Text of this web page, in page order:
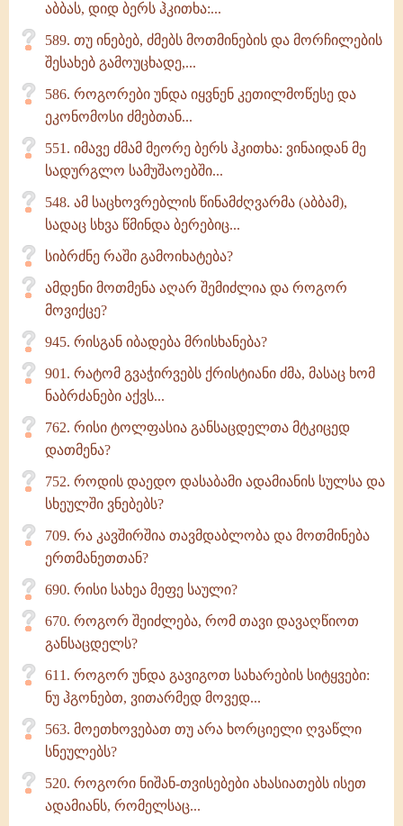
აბბას, დიდ ბერს ჰკითხა:...
589. თუ ინებებ, ძმებს მოთმინების და მორჩილების
შესახებ გამოუცხადე,...
586. როგორები უნდა იყვნენ კეთილმოწესე და
ეკონომოსი ძმებთან...
551. იმავე ძმამ მეორე ბერს ჰკითხა: ვინაიდან მე
სადურგლო სამუშაოებში...
548. ამ საცხოვრებლის წინამძღვარმა (აბბამ),
სადაც სხვა წმინდა ბერებიც...
სიბრძნე რაში გამოიხატება?
ამდენი მოთმენა აღარ შემიძლია და როგორ
მოვიქცე?
945. რისგან იბადება მრისხანება?
901. რატომ გვაჭირვებს ქრისტიანი ძმა, მასაც ხომ
ნაბრძანები აქვს...
762. რისი ტოლფასია განსაცდელთა მტკიცედ
დათმენა?
752. როდის დაედო დასაბამი ადამიანის სულსა და
სხეულში ვნებებს?
709. რა კავშირშია თავმდაბლობა და მოთმინება
ერთმანეთთან?
690. რისი სახეა მეფე საული?
670. როგორ შეიძლება, რომ თავი დავაღწიოთ
განსაცდელს?
611. როგორ უნდა გავიგოთ სახარების სიტყვები:
ნუ ჰგონებთ, ვითარმედ მოვედ...
563. მოეთხოვებათ თუ არა ხორციელი ღვაწლი
სნეულებს?
520. როგორი ნიშან-თვისებები ახასიათებს ისეთ
ადამიანს, რომელსაც...